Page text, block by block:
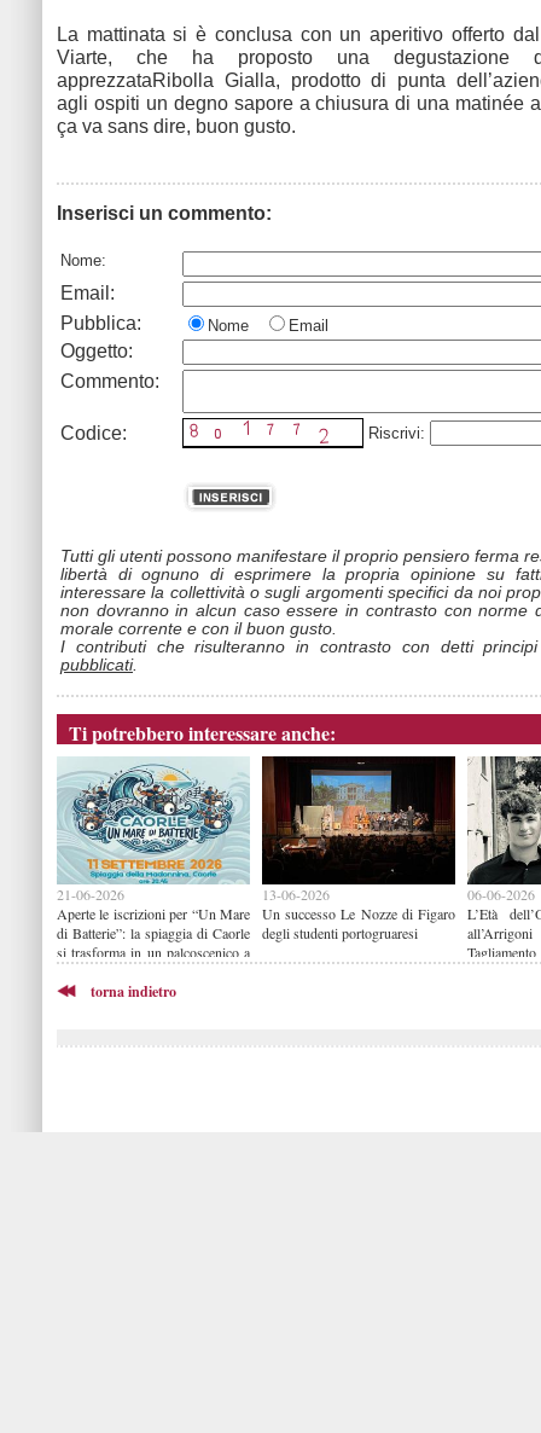
La mattinata si è conclusa con un aperitivo offerto
Viarte, che ha proposto una degustazione
apprezzataRibolla Gialla, prodotto di punta
agli ospiti un degno sapore a chiusura di una matinée
ça va sans dire, buon gusto.
Inserisci un commento:
Nome:
Email:
Pubblica:
Nome Email
Oggetto:
Commento:
Codice: Riscrivi:
Tutti gli utenti possono manifestare il proprio pensiero ferma
libertà di ognuno di esprimere la propria opinione su
interessare la collettività o sugli argomenti specifici da noi
non dovranno in alcun caso essere in contrasto con norme
morale corrente e con il buon gusto.
I contributi che risulteranno in contrasto con detti
pubblicati.
Ti potrebbero interessare anche:
21-06-2026
Aperte le iscrizioni per “Un Mare
di Batterie”: la spiaggia di Caorle
si trasforma in un palcoscenico a
13-06-2026
Un successo Le Nozze di Figaro
degli studenti portogruaresi
06-06-2026
L’Età
torna indietro